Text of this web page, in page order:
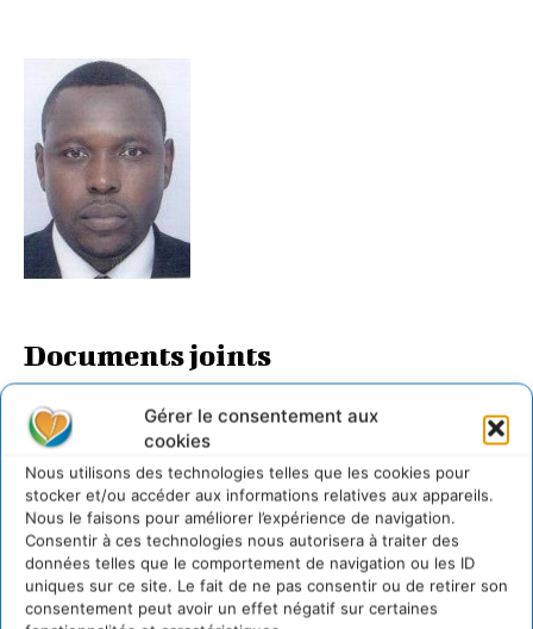
Gérer le consentement aux
cookies
Nous utilisons des technologies telles que les cookies pour
stocker et/ou accéder aux informations relatives aux appareils.
Nous le faisons pour améliorer l’expérience de navigation.
Consentir à ces technologies nous autorisera à traiter des
données telles que le comportement de navigation ou les ID
uniques sur ce site. Le fait de ne pas consentir ou de retirer son
consentement peut avoir un effet négatif sur certaines
Documents joints
DD_entreprises_FR.docx
LAISSER UN COMMENTAIRE
CONNECTER POUR LAISSER UN COMMENTAIRE